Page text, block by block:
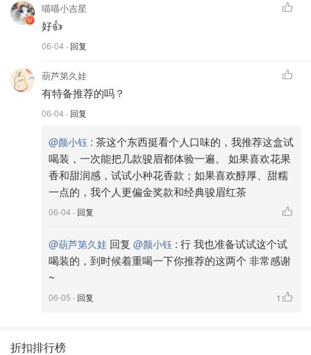
喵喵小吉星
好👍
06-04 · 回复
葫芦第久娃
有特备推荐的吗？
06-04 · 回复
@颜小钰 : 茶这个东西挺看个人口味的，我推荐这盒试
喝装，一次能把几款骏眉都体验一遍。 如果喜欢花果
香和甜润感，试试小种花香款；如果喜欢醇厚、甜糯
一点的，我个人更偏金奖款和经典骏眉红茶
06-04 · 回复
@葫芦第久娃 回复 @颜小钰 : 行 我也准备试试这个试
喝装的，到时候着重喝一下你推荐的这两个 非常感谢
~
06-05 · 回复 1
折扣排行榜